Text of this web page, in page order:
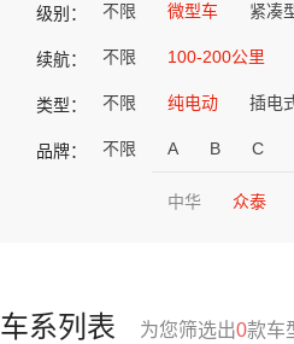
级别： 不限 微型车 紧凑
续航： 不限 100-200公里
类型： 不限 纯电动 插电
品牌： 不限 A B C
中华 众泰
车系列表 为您筛选出0款车